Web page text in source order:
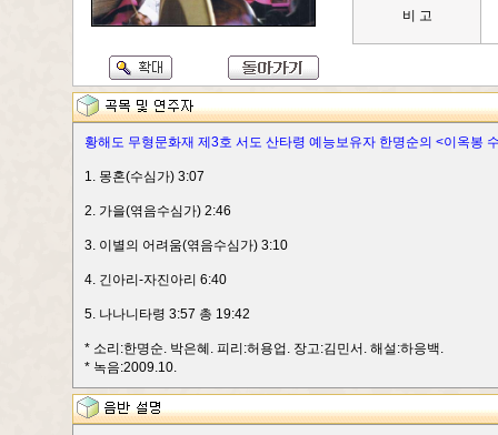
비 고
황해도 무형문화재 제3호 서도 산타령 예능보유자 한명순의 <이옥봉
1. 몽혼(수심가) 3:07
2. 가을(엮음수심가) 2:46
3. 이별의 어려움(엮음수심가) 3:10
4. 긴아리-자진아리 6:40
5. 나나니타령 3:57 총 19:42
* 소리:한명순. 박은혜. 피리:허용업. 장고:김민서. 해설:하응백.
* 녹음:2009.10.